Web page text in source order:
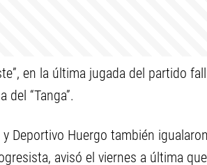
en la última jugada del partido
del “Tanga”.
y Deportivo Huergo también
avisó el viernes a última